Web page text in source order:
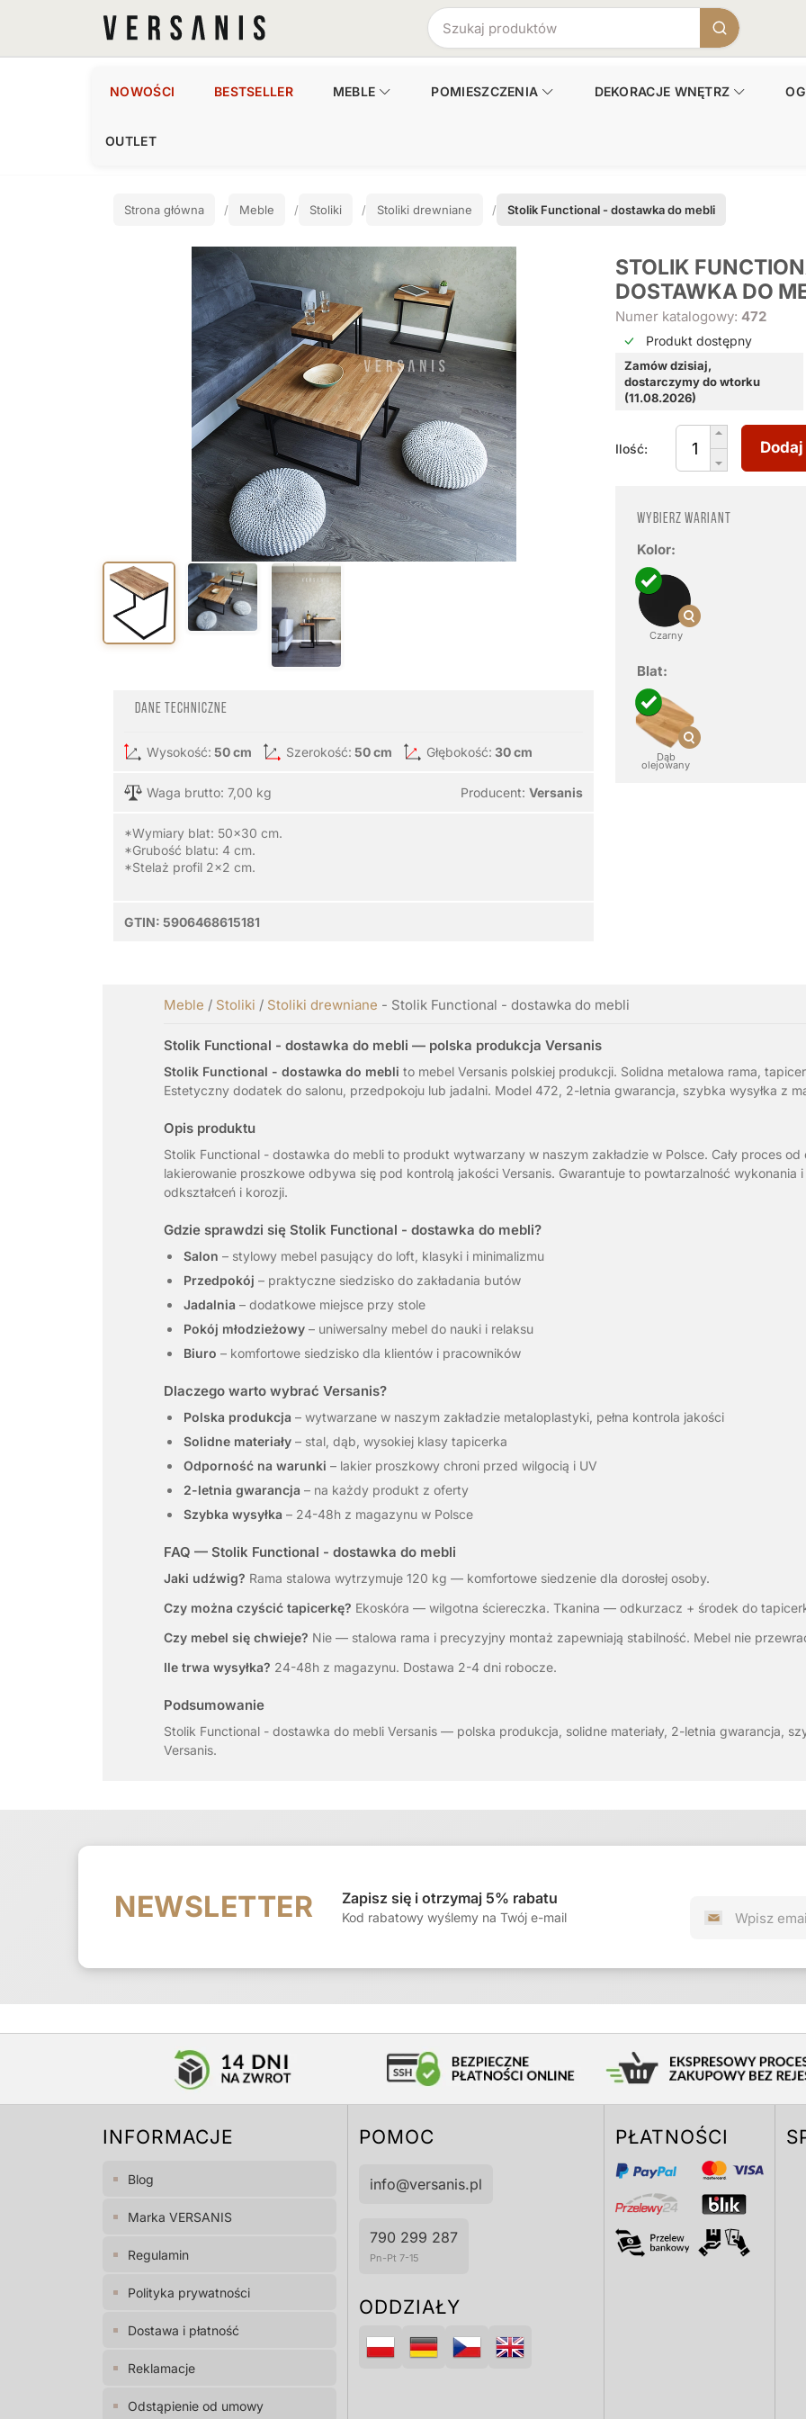
NOWOŚCI BESTSELLER MEBLE POMIESZCZENIA DEKORACJE WNĘTRZ
OUTLET
Strona główna Meble Stoliki Stoliki drewniane Stolik Functional - dostawka do mebli
Dane techniczne
Wysokość: 50 cm Szerokość: 50 cm Głębokość: 30 cm
Waga brutto: 7,00 kg Producent: Versanis
*Wymiary blat: 50x30 cm.
*Grubość blatu: 4 cm.
*Stelaż profil 2x2 cm.
GTIN: 5906468615181
STOLIK
DOSTAWKA DO
Numer katalogowy: 472
Produkt dostępny
Zamów dzisiaj,
dostarczymy do wtorku
(11.08.2026)
Ilość:
Wybierz wariant
Kolor:
Czarny
Blat:
Dąb
olejowany
Meble / Stoliki / Stoliki drewniane - Stolik Functional - dostawka do mebli
Stolik Functional - dostawka do mebli — polska produkcja Versanis
Stolik Functional - dostawka do mebli to mebel Versanis polskiej produkcji. Solidna metalowa rama,
Estetyczny dodatek do salonu, przedpokoju lub jadalni. Model 472, 2-letnia gwarancja, szybka wysyłka z
Opis produktu
Stolik Functional - dostawka do mebli to produkt wytwarzany w naszym zakładzie w Polsce. Cały proces
lakierowanie proszkowe odbywa się pod kontrolą jakości Versanis. Gwarantuje to powtarzalność wykonania
odkształceń i korozji.
Gdzie sprawdzi się Stolik Functional - dostawka do mebli?
Salon – stylowy mebel pasujący do loft, klasyki i minimalizmu
Przedpokój – praktyczne siedzisko do zakładania butów
Jadalnia – dodatkowe miejsce przy stole
Pokój młodzieżowy – uniwersalny mebel do nauki i relaksu
Biuro – komfortowe siedzisko dla klientów i pracowników
Dlaczego warto wybrać Versanis?
Polska produkcja – wytwarzane w naszym zakładzie metaloplastyki, pełna kontrola jakości
Solidne materiały – stal, dąb, wysokiej klasy tapicerka
Odporność na warunki – lakier proszkowy chroni przed wilgocią i UV
2-letnia gwarancja – na każdy produkt z oferty
Szybka wysyłka – 24-48h z magazynu w Polsce
FAQ — Stolik Functional - dostawka do mebli
Jaki udźwig? Rama stalowa wytrzymuje 120 kg — komfortowe siedzenie dla dorosłej osoby.
Czy można czyścić tapicerkę? Ekoskóra — wilgotna ściereczka. Tkanina — odkurzacz + środek do
Czy mebel się chwieje? Nie — stalowa rama i precyzyjny montaż zapewniają stabilność. Mebel nie
Ile trwa wysyłka? 24-48h z magazynu. Dostawa 2-4 dni robocze.
Podsumowanie
Stolik Functional - dostawka do mebli Versanis — polska produkcja, solidne materiały, 2-letnia gwarancja,
Versanis.
NEWSLETTER Zapisz się i otrzymaj 5% rabatu
Kod rabatowy wyślemy na Twój e-mail
INFORMACJE
Blog
Marka VERSANIS
Regulamin
Polityka prywatności
Dostawa i płatność
Reklamacje
Odstąpienie od umowy
POMOC
info@versanis.pl
790 299 287
Pn-Pt 7-15
ODDZIAŁY
PŁATNOŚCI